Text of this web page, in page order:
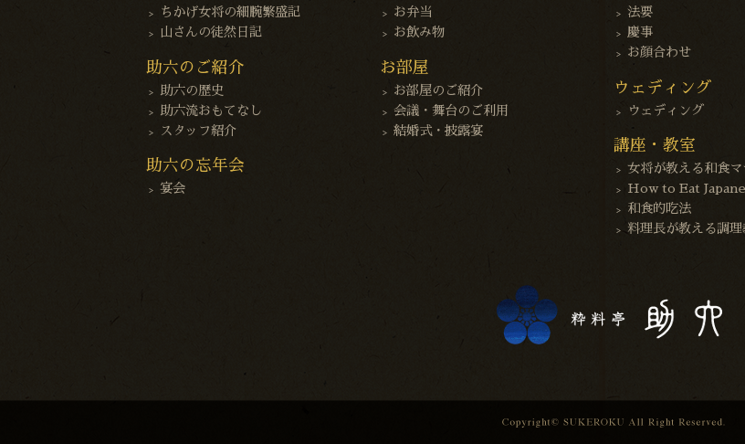
ちかげ女将の細腕繁盛記
山さんの徒然日記
助六のご紹介
助六の歴史
助六流おもてなし
スタッフ紹介
助六の忘年会
宴会
お弁当
お飲み物
お部屋
お部屋のご紹介
会議・舞台のご利用
結婚式・披露宴
法要
慶事
お顔合わせ
ウェディング
ウェディング
講座・教室
女将が教える和食
How to Eat
和食的吃法
料理長が教える調理